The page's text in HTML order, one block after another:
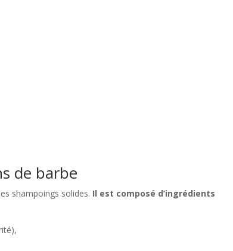
de barbe
shampoings solides. Il est composé d’ingrédients